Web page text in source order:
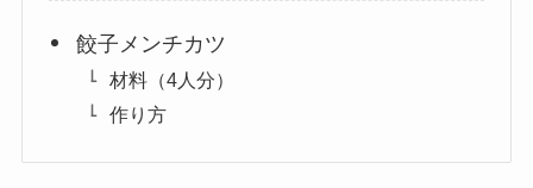
餃子メンチカツ
材料（4人分）
作り方